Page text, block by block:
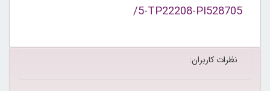
5-TP22208-PI528705/
نظرات کاربران: